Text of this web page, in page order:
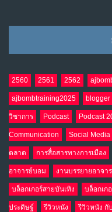
2560 2561 2562
ajbombtraining2025 blogger
วิชาการ Podcast Podcast
Communication Social Media
ตลาด การสื่อสารทางการเมือง
อาจารย์บอม งานบรรยายอาจา
บล็อกเกอร์สายบันเทิง บล็อกเก
ประดิษฐ์ รีวิวหนัง รีวิวหนัง กั